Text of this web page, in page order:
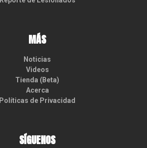
MÁS
Noticias
Videos
Tienda (Beta)
Acerca
Políticas de Privacidad
SÍGUENOS